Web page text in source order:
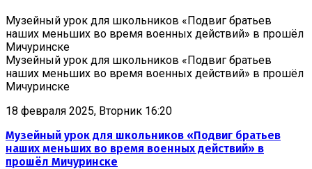
Музейный урок для школьников «Подвиг братьев
наших меньших во время военных действий» в прошёл
Мичуринске
Музейный урок для школьников «Подвиг братьев
наших меньших во время военных действий» в прошёл
Мичуринске
18 февраля 2025, Вторник 16:20
Музейный урок для школьников «Подвиг братьев
наших меньших во время военных действий» в
прошёл Мичуринске